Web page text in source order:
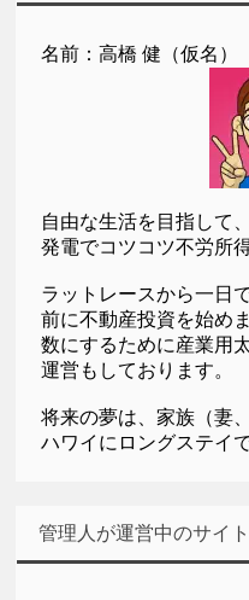
名前：高橋 健（仮名）
自由な生活を目指して
発電でコツコツ不労所
ラットレースから一日
前に不動産投資を始め
数にするために産業用
運営もしております。
将来の夢は、家族（妻
ハワイにロングステイ
管理人が運営中のサイト